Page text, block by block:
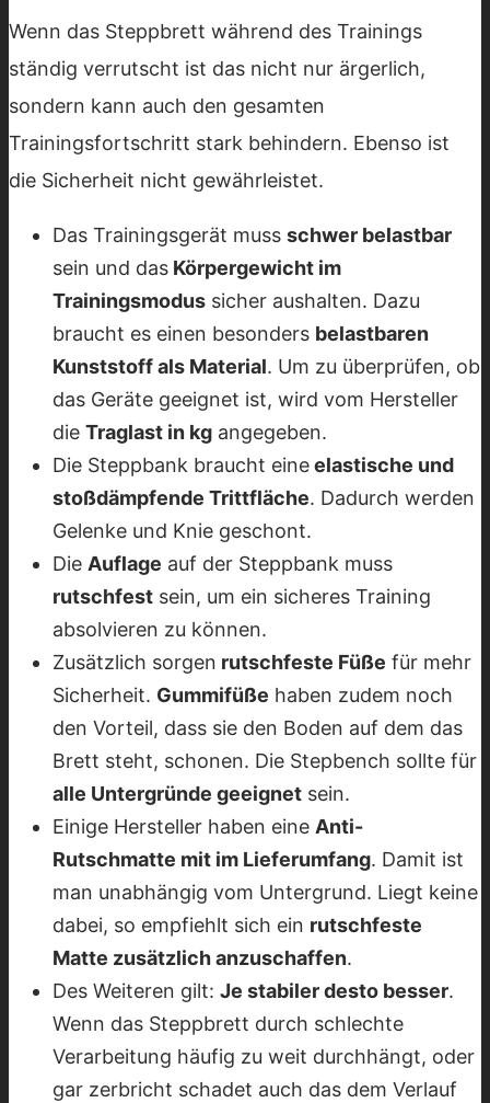
Wenn das Steppbrett während des Trainings
ständig verrutscht ist das nicht nur ärgerlich,
sondern kann auch den gesamten
Trainingsfortschritt stark behindern. Ebenso ist
die Sicherheit nicht gewährleistet.
Das Trainingsgerät muss schwer belastbar
sein und das Körpergewicht im
Trainingsmodus sicher aushalten. Dazu
braucht es einen besonders belastbaren
Kunststoff als Material. Um zu überprüfen, ob
das Geräte geeignet ist, wird vom Hersteller
die Traglast in kg angegeben.
Die Steppbank braucht eineelastische und
stoßdämpfende Trittfläche. Dadurch werden
Gelenke und Knie geschont.
Die Auflage auf der Steppbank muss
rutschfest sein, um ein sicheres Training
absolvieren zu können.
Zusätzlich sorgen rutschfeste Füße für mehr
Sicherheit. Gummifüße haben zudem noch
den Vorteil, dass sie den Boden auf dem das
Brett steht, schonen. Die Stepbench sollte für
alle Untergründe geeignet sein.
Einige Hersteller haben eine Anti-
Rutschmatte mit im Lieferumfang. Damit ist
man unabhängig vom Untergrund. Liegt keine
dabei, so empfiehlt sich ein rutschfeste
Matte zusätzlich anzuschaffen.
Des Weiteren gilt: Je stabiler desto besser.
Wenn das Steppbrett durch schlechte
Verarbeitung häufig zu weit durchhängt, oder
gar zerbricht schadet auch das dem Verlauf